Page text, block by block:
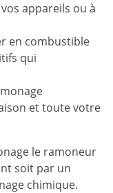
appareils ou à
en combustible
qui
et toute votre
le ramoneur
soit par un
chimique.